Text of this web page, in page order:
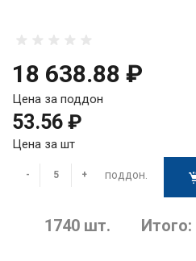
18 638.88 ₽
Цена за поддон
53.56 ₽
Цена за шт
- + поддон.
1740 шт. Итого: